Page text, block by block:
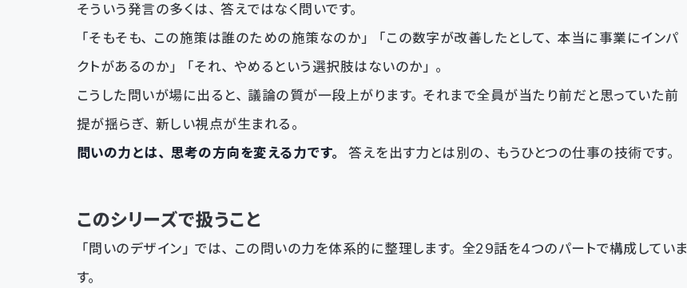
そういう発言の多くは、答えではなく問いです。
「そもそも、この施策は誰のための施策なのか」「この数字が改善したとして、本当に事業にインパ
クトがあるのか」「それ、やめるという選択肢はないのか」。
こうした問いが場に出ると、議論の質が一段上がります。それまで全員が当たり前だと思っていた前
提が揺らぎ、新しい視点が生まれる。
問いの力とは、思考の方向を変える力です。
答えを出す力とは別の、もうひとつの仕事の技術です。
このシリーズで扱うこと
「問いのデザイン」では、この問いの力を体系的に整理します。全29話を4つのパートで構成していま
す。